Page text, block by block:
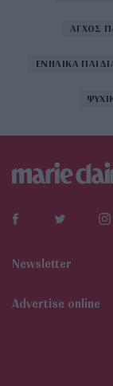
ΑΓΧΟΣ
ΕΝΗΛΙΚΑ
Newsletter
Αdvertise online